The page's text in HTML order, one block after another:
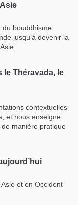
du bouddhisme
jusqu’à devenir la
le Théravada, le
contextuelles
et nous enseigne
de manière pratique
et en Occident